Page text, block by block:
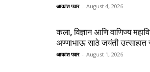
आकाश पवार - August 4, 2026
कला, विज्ञान आणि वाणिज्य
अण्णाभाऊ साठे जयंती उत्साहात
आकाश पवार - August 1, 2026